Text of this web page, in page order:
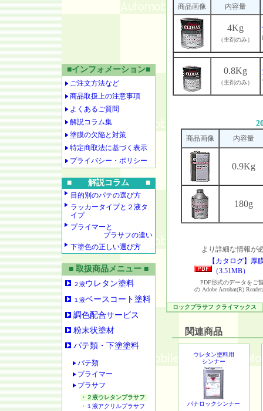
商品画像 内容量
4Kg
（主剤のみ）
0.8Kg
（主剤のみ）
商品画像 内容量
0.9Kg
180g
より詳細な情報が
【カタログ】
（3.51MB）
PDF形式のデータをご覧
の Adobe Acrobat(R)
ロックプラサフ クライマックス
関連商品
ウレタン塗料用
シンナー
パナロックシンナー
■インフォメーション■
ご注文方法など
商品取扱上の注意事項
よくあるご質問
解説コラム集
塗膜の欠陥と対策
特定商取法に基づく表示
プライバシー・ポリシー
■ 解説コラム ■
目的別のパテの選び方
ラッカータイプと２液タ
イプ
プライマーと
プラサフの違い
下塗色の正しい選び方
■ 取扱商品メニュー ■
２液ウレタン塗料
１液ベースコート塗料
調色配合サービス
粉末状塗材
パテ類・下塗塗料
パテ類
プライマー
プラサフ
・２液ウレタンプラサフ
・１液アクリルプラサフ